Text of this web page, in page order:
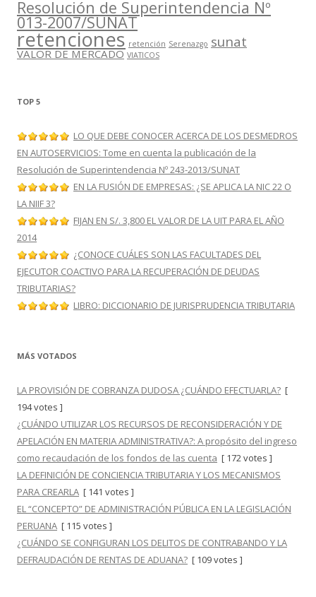
Resolución de Superintendencia Nº
013-2007/SUNAT
retenciones retención Serenazgo sunat
VALOR DE MERCADO VIATICOS
TOP 5
LO QUE DEBE CONOCER ACERCA DE LOS DESMEDROS
EN AUTOSERVICIOS: Tome en cuenta la publicación de la
Resolución de Superintendencia Nº 243-2013/SUNAT
EN LA FUSIÓN DE EMPRESAS: ¿SE APLICA LA NIC 22 O
LA NIIF 3?
FIJAN EN S/. 3,800 EL VALOR DE LA UIT PARA EL AÑO
2014
¿CONOCE CUÁLES SON LAS FACULTADES DEL
EJECUTOR COACTIVO PARA LA RECUPERACIÓN DE DEUDAS
TRIBUTARIAS?
LIBRO: DICCIONARIO DE JURISPRUDENCIA TRIBUTARIA
MÁS VOTADOS
LA PROVISIÓN DE COBRANZA DUDOSA ¿CUÁNDO EFECTUARLA? [
194 votes ]
¿CUÁNDO UTILIZAR LOS RECURSOS DE RECONSIDERACIÓN Y DE
APELACIÓN EN MATERIA ADMINISTRATIVA?: A propósito del ingreso
como recaudación de los fondos de las cuenta [ 172 votes ]
LA DEFINICIÓN DE CONCIENCIA TRIBUTARIA Y LOS MECANISMOS
PARA CREARLA [ 141 votes ]
EL “CONCEPTO” DE ADMINISTRACIÓN PÚBLICA EN LA LEGISLACIÓN
PERUANA [ 115 votes ]
¿CUÁNDO SE CONFIGURAN LOS DELITOS DE CONTRABANDO Y LA
DEFRAUDACIÓN DE RENTAS DE ADUANA? [ 109 votes ]